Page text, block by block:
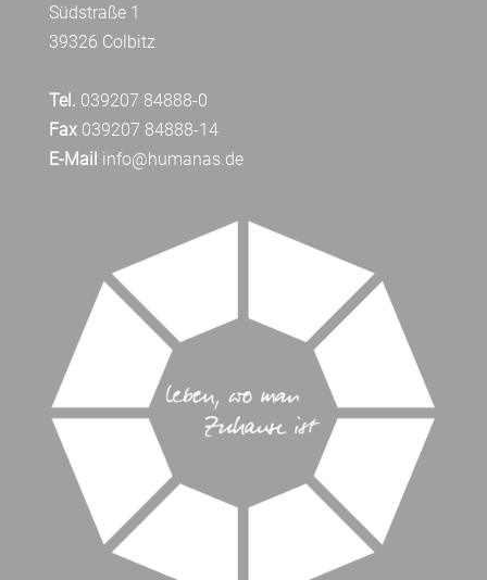
Südstraße 1
39326 Colbitz
Tel. 039207 84888-0
Fax039207 84888-14
E-Mail info@humanas.de